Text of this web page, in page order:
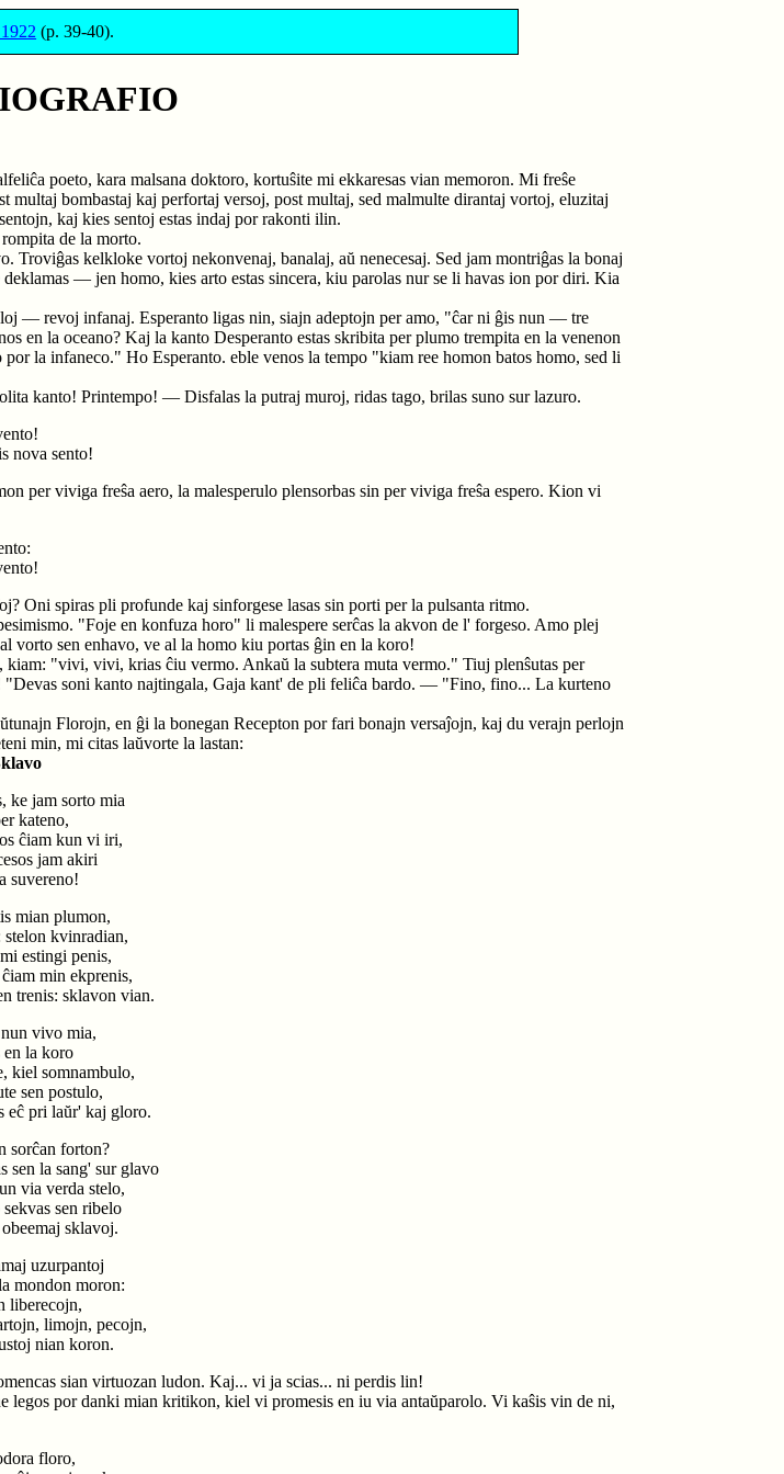
(p. 39-40).
poeto, kara malsana doktoro, kortuŝite mi ekkaresas vian memoron. Mi freŝe
bombastaj kaj perfortaj versoj, post multaj, sed malmulte dirantaj vortoj, eluzitaj
kaj kies sentoj estas indaj por rakonti ilin.
de la morto.
kelkloke vortoj nekonvenaj, banalaj, aŭ nenecesaj. Sed jam montriĝas la bonaj
— jen homo, kies arto estas sincera, kiu parolas nur se li havas ion por diri. Kia
— revoj infanaj. Esperanto ligas nin, siajn adeptojn per amo, "ĉar ni ĝis nun — tre
en la oceano? Kaj la kanto Desperanto estas skribita per plumo trempita en la venenon
la infaneco." Ho Esperanto. eble venos la tempo "kiam ree homon batos homo, sed li
kanto! Printempo! — Disfalas la putraj muroj, ridas tago, brilas suno sur lazuro.
nova sento!
per viviga freŝa aero, la malesperulo plensorbas sin per viviga freŝa espero. Kion vi
Oni spiras pli profunde kaj sinforgese lasas sin porti per la pulsanta ritmo.
"Foje en konfuza horo" li malespere serĉas la akvon de l' forgeso. Amo plej
vorto sen enhavo, ve al la homo kiu portas ĝin en la koro!
"vivi, vivi, krias ĉiu vermo. Ankaŭ la subtera muta vermo." Tiuj plenŝutas per
soni kanto najtingala, Gaja kant' de pli feliĉa bardo. — "Fino, fino... La kurteno
Florojn, en ĝi la bonegan Recepton por fari bonajn versaĵojn, kaj du verajn perlojn
min, mi citas laŭvorte la lastan:
ke jam sorto mia
kateno,
ĉiam kun vi iri,
jam akiri
suvereno!
mian plumon,
stelon kvinradian,
estingi penis,
min ekprenis,
trenis: sklavon vian.
vivo mia,
la koro
kiel somnambulo,
sen postulo,
eĉ pri laŭr' kaj gloro.
sorĉan forton?
sen la sang' sur glavo
via verda stelo,
sen ribelo
sklavoj.
uzurpantoj
mondon moron:
liberecojn,
limojn, pecojn,
nian koron.
sian virtuozan ludon. Kaj... vi ja scias... ni perdis lin!
por danki mian kritikon, kiel vi promesis en iu via antaŭparolo. Vi kaŝis vin de ni,
floro,